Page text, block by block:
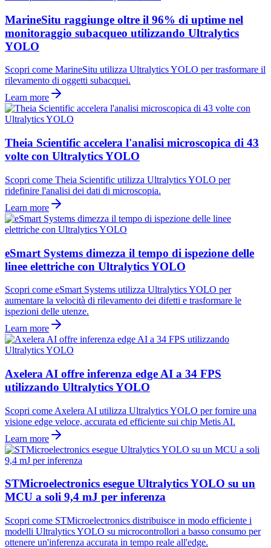
MarineSitu raggiunge oltre il 96% di uptime nel
monitoraggio subacqueo utilizzando Ultralytics
YOLO
Scopri come MarineSitu utilizza Ultralytics YOLO per trasformare il
rilevamento di oggetti subacquei.
Learn more
Theia Scientific accelera l'analisi microscopica di 43
volte con Ultralytics YOLO
Scopri come Theia Scientific utilizza Ultralytics YOLO per
ridefinire l'analisi dei dati di microscopia.
Learn more
eSmart Systems dimezza il tempo di ispezione delle
linee elettriche con Ultralytics YOLO
Scopri come eSmart Systems utilizza Ultralytics YOLO per
aumentare la velocità di rilevamento dei difetti e trasformare le
ispezioni delle utenze.
Learn more
Axelera AI offre inferenza edge AI a 34 FPS
utilizzando Ultralytics YOLO
Scopri come Axelera AI utilizza Ultralytics YOLO per fornire una
visione edge veloce, accurata ed efficiente sui chip Metis AI.
Learn more
STMicroelectronics esegue Ultralytics YOLO su un
MCU a soli 9,4 mJ per inferenza
Scopri come STMicroelectronics distribuisce in modo efficiente i
modelli Ultralytics YOLO su microcontrollori a basso consumo per
ottenere un'inferenza accurata in tempo reale all'edge.